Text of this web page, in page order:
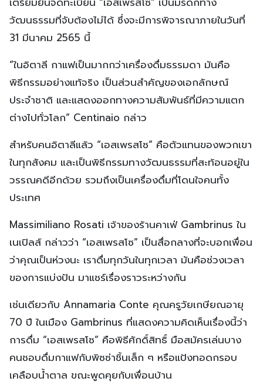
วัฒนธรรมที่จับต้องไม่ได้ ซึ่งจะมีการพิจารณาภายในวันที่
31 มีนาคม 2565 นี้
“ในอิตาลี กาแฟเป็นมากกว่าเครื่องดื่มธรรมดา มันคือ
พิธีกรรมอย่างแท้จริง เป็นส่วนสำคัญของเอกลักษณ์
ประจำชาติ และแสดงออกทางความสัมพันธ์ที่มีความแตก
ต่างไปทั่วโลก” Centinaio กล่าว
สำหรับคนอิตาลีแล้ว “เอสเพรสโซ” คือตัวแทนของพวกเขา
ในทุกสังคม และเป็นพิธีกรรมทางวัฒนธรรมที่สะท้อนอยู่ใน
วรรณคดีอีกด้วย รวมถึงเป็นเครื่องดื่มที่โดนใจคนทั้ง
ประเทศ
Massimiliano Rosati เจ้าของร้านคาเฟ่ Gambrinus ใน
เนเปิลส์ กล่าวว่า “เอสเพรสโซ” เป็นสื่อกลางที่จะบอกเพื่อน
ว่าคุณเป็นห่วงนะ เราดื่มทุกวันในทุกเวลา มันคือช่วงเวลา
ของการแบ่งปัน มาแชร์เรื่องราวระหว่างกัน
เช่นเดียวกับ Annamaria Conte คุณครูวัยเกษียณอายุ
70 ปี ในเมือง Gambrinus ที่แสดงความคิดเห็นเรื่องนี้ว่า
การดื่ม “เอสเพรสโซ” คือพิธีศักดิ์สิทธิ์ มือสมัครเล่นบาง
คนชอบดื่มกาแฟกับพิซซ่าชิ้นเล็ก ๆ หรือแป้งทอดกรอบ
เคลือบน้ำตาล ขณะพูดคุยกับเพื่อนบ้าน